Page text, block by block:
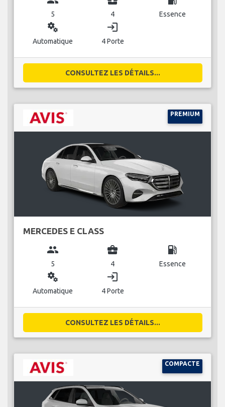
5 4 Essence
miscellaneous_services
Automatique
login
4 Porte
CONSULTEZ LES DÉTAILS...
PREMIUM
MERCEDES E CLASS
group
5
business_center
4
local_gas_station
Essence
miscellaneous_services
Automatique
login
4 Porte
CONSULTEZ LES DÉTAILS...
COMPACTE